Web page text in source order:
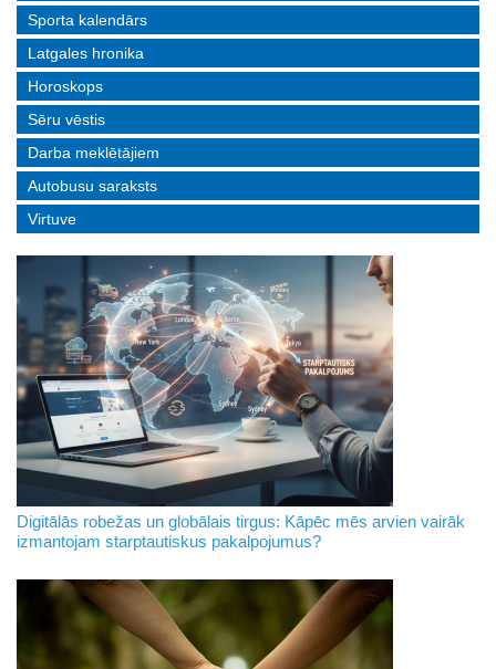
Sporta kalendārs
Latgales hronika
Horoskops
Sēru vēstis
Darba meklētājiem
Autobusu saraksts
Virtuve
Digitālās robežas un globālais tirgus: Kāpēc mēs arvien vairāk
izmantojam starptautiskus pakalpojumus?